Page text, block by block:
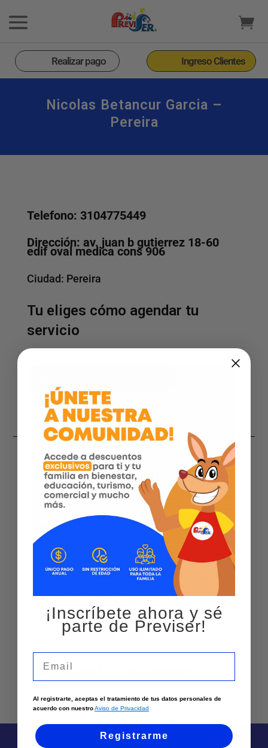
Realizar pago Ingreso Clientes
Nicolas Betancur Garcia –
Pereira
Telefono: 3104775449
Dirección: av. juan b gutierrez 18-60
edif oval medica cons 906
Ciudad: Pereira
Tu eliges cómo agendar tu
servicio
¿Qué servicios ofrecemos?
CIRUGIA GENERAL
COLOPROCTOLOGIA
ANOSCOPIA CON MAPEO
Colonoscopia Total
LIGADURA DE HEMORROIDES
¡Inscríbete ahora y sé
parte de Previser!
Al registrarte, aceptas el tratamiento de tus datos personales de
acuerdo con nuestroAviso de Privacidad
Registrarme